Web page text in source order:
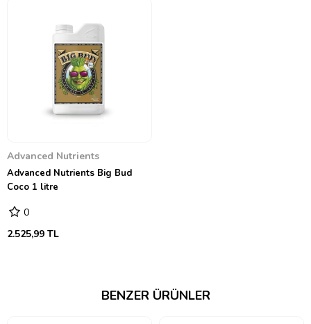
Advanced Nutrients
Advanced Nutrients Big Bud
Coco 1 litre
0
2.525,99 TL
BENZER ÜRÜNLER